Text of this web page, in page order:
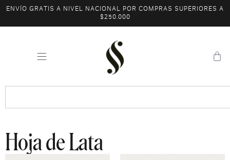
ENVÍO GRATIS A NIVEL NACIONAL POR COMPRAS SUPERIORES A
$250.000
Hoja de Lata